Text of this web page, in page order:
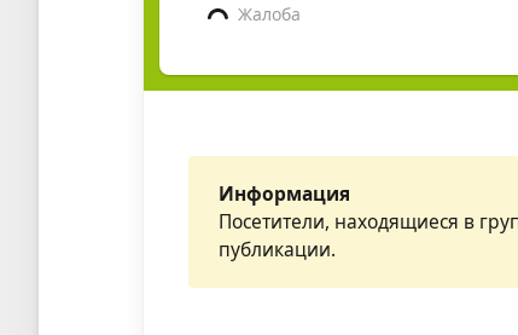
Жалоба
Информация
Посетители, находящиеся в
публикации.